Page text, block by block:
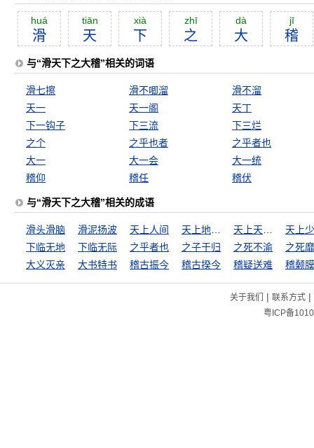
huá
滑
tiān
天
xià
下
zhī
之
dà
大
jī
稽
与“滑天下之大稽”相关的词语
滑七擦 滑不唧溜
滑不溜
天一
天一阁
天丁
下一钩子
下三流
下三烂
之个
之乎也者
之乎者也
大一
大一会
大一统
稽仰
稽任 稽伏
与“滑天下之大稽”相关的成语
滑头滑脑 滑泥扬波 天上人间
下临无地
下临无际 之乎者也 之子于归 之死不渝
之死
大义灭亲
大书特书 稽古振今 稽古揆今 稽疑送难 稽颡
关于我们 | 联系方式|
粤ICP备